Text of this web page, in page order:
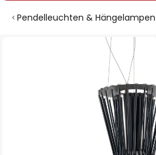
Pendelleuchten & Hängelampen